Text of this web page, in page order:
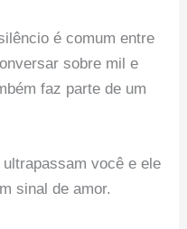
é comum entre
sobre mil e
faz parte de um
você e ele
sinal de amor.